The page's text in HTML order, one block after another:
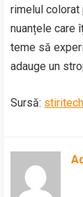
rimelul
nuanțele care
teme să
adauge un
Sursă: